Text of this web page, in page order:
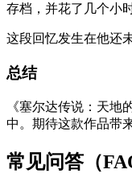
存档，并花了几个小
这段回忆发生在他还
总结
《塞尔达传说：天
中。期待这款作品带
常见问答（